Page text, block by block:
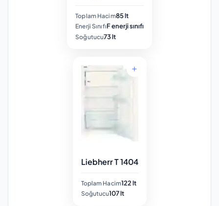
Toplam Hacim85 lt
Enerji SınıfıF enerji sınıfı
Soğutucu73 lt
Liebherr T 1404
Toplam Hacim122 lt
Soğutucu107 lt